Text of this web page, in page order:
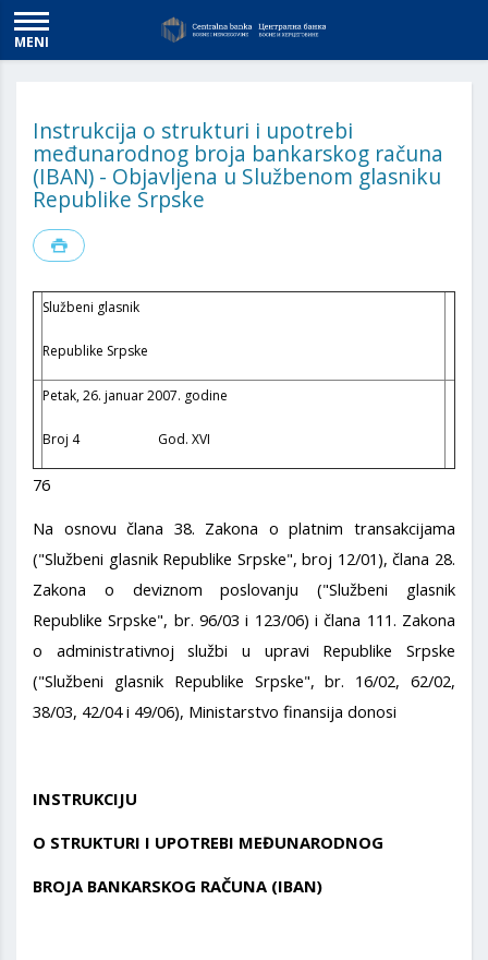
MENI
Instrukcija o strukturi i upotrebi
međunarodnog broja bankarskog računa
(IBAN) - Objavljena u Službenom glasniku
Republike Srpske
Službeni glasnik
Republike Srpske
Petak, 26. januar 2007. godine
Broj 4 God. XVI
76
Na osnovu člana 38. Zakona o platnim transakcijama
("Službeni glasnik Republike Srpske", broj 12/01), člana 28.
Zakona o deviznom poslovanju ("Službeni glasnik
Republike Srpske", br. 96/03 i 123/06) i člana 111. Zakona
o administrativnoj službi u upravi Republike Srpske
("Službeni glasnik Republike Srpske", br. 16/02, 62/02,
38/03, 42/04 i 49/06), Ministarstvo finansija donosi
INSTRUKCIJU
O STRUKTURI I UPOTREBI MEĐUNARODNOG
BROJA BANKARSKOG RAČUNA (IBAN)